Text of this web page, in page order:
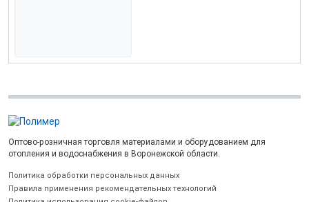
Оптово-розничная торговля материалами и оборудованием для
отопления и водоснабжения в Воронежской области.
Политика обработки персональных данных
Правила применения рекомендательных технологий